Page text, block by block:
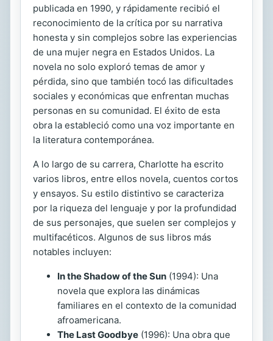
publicada en 1990, y rápidamente recibió el
reconocimiento de la crítica por su narrativa
honesta y sin complejos sobre las experiencias
de una mujer negra en Estados Unidos. La
novela no solo exploró temas de amor y
pérdida, sino que también tocó las dificultades
sociales y económicas que enfrentan muchas
personas en su comunidad. El éxito de esta
obra la estableció como una voz importante en
la literatura contemporánea.
A lo largo de su carrera, Charlotte ha escrito
varios libros, entre ellos novela, cuentos cortos
y ensayos. Su estilo distintivo se caracteriza
por la riqueza del lenguaje y por la profundidad
de sus personajes, que suelen ser complejos y
multifacéticos. Algunos de sus libros más
notables incluyen:
In the Shadow of the Sun (1994): Una
novela que explora las dinámicas
familiares en el contexto de la comunidad
afroamericana.
The Last Goodbye (1996): Una obra que